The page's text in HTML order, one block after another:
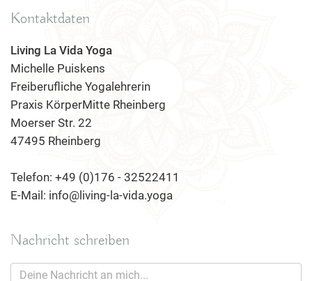
Kontaktdaten
Living La Vida Yoga
Michelle Puiskens
Freiberufliche Yogalehrerin
Praxis KörperMitte Rheinberg
Moerser Str. 22
47495 Rheinberg
Telefon: +49 (0)176 - 32522411
E-Mail: info@living-la-vida.yoga
Nachricht schreiben